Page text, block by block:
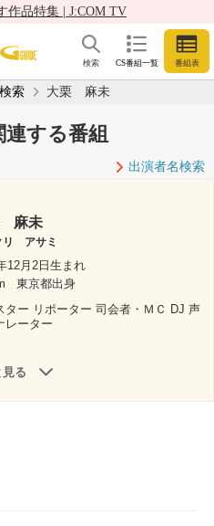
作品特集 | J:COM TV
CS番組一覧 番組表
検索
索 大栗 麻未
する番組
出演者名検索
麻未
リ アサミ
12月2日生まれ
東京都出身
ター リポーター 司会者・ＭＣ DJ 声
レーター
見る